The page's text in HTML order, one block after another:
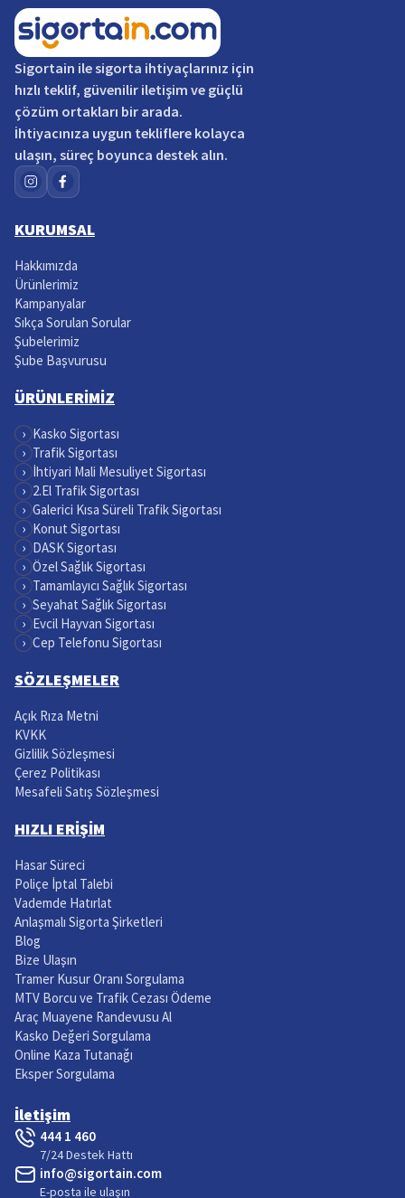
Sigortain ile sigorta ihtiyaçlarınız için
hızlı teklif, güvenilir iletişim ve güçlü
çözüm ortakları bir arada.
İhtiyacınıza uygun tekliflere kolayca
ulaşın, süreç boyunca destek alın.
KURUMSAL
Hakkımızda
Ürünlerimiz
Kampanyalar
Sıkça Sorulan Sorular
Şubelerimiz
Şube Başvurusu
ÜRÜNLERİMİZ
› Kasko Sigortası
› Trafik Sigortası
› İhtiyari Mali Mesuliyet Sigortası
› 2.El Trafik Sigortası
› Galerici Kısa Süreli Trafik Sigortası
› Konut Sigortası
› DASK Sigortası
› Özel Sağlık Sigortası
› Tamamlayıcı Sağlık Sigortası
› Seyahat Sağlık Sigortası
› Evcil Hayvan Sigortası
› Cep Telefonu Sigortası
SÖZLEŞMELER
Açık Rıza Metni
KVKK
Gizlilik Sözleşmesi
Çerez Politikası
Mesafeli Satış Sözleşmesi
HIZLI ERİŞİM
Hasar Süreci
Poliçe İptal Talebi
Vademde Hatırlat
Anlaşmalı Sigorta Şirketleri
Blog
Bize Ulaşın
Tramer Kusur Oranı Sorgulama
MTV Borcu ve Trafik Cezası Ödeme
Araç Muayene Randevusu Al
Kasko Değeri Sorgulama
Online Kaza Tutanağı
Eksper Sorgulama
İletişim
444 1 460
7/24 Destek Hattı
info@sigortain.com
E-posta ile ulaşın